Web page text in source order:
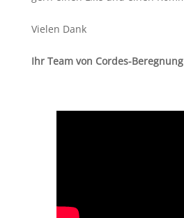
Vielen Dank
Ihr Team von Cordes-Beregnung